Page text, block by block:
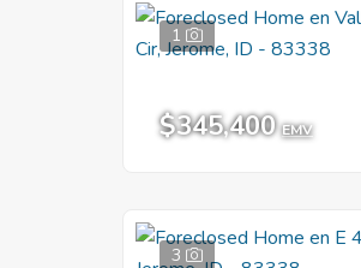
1
$345,400 EMV
3